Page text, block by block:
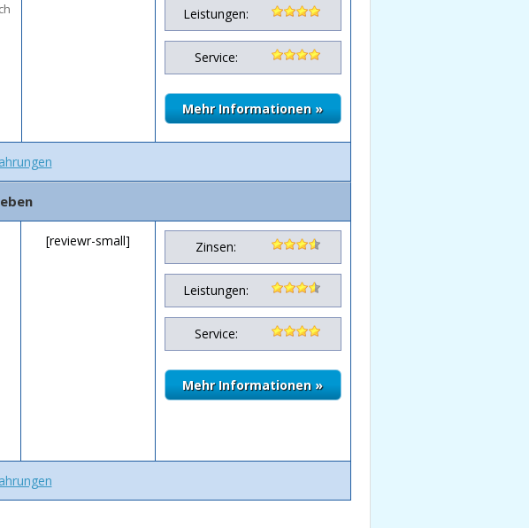
Leistungen:
Service:
[reviewr-small] Zinsen:
Leistungen:
Service: